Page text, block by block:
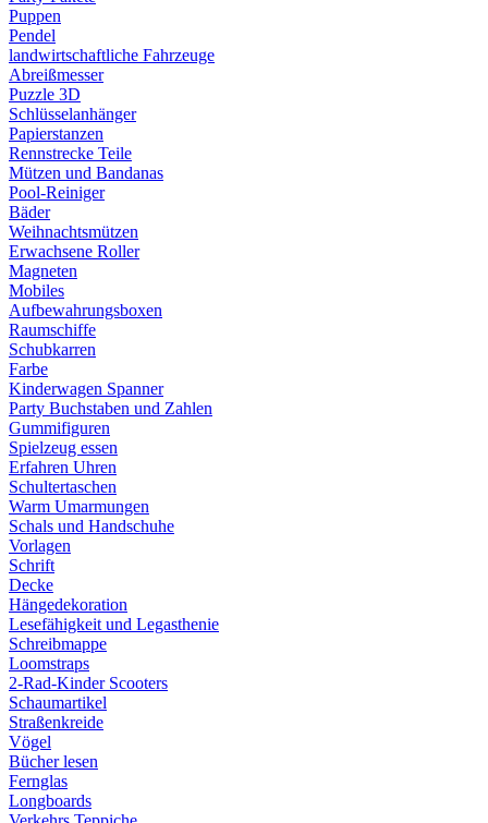
Puppen
Pendel
landwirtschaftliche Fahrzeuge
Abreißmesser
Puzzle 3D
Schlüsselanhänger
Papierstanzen
Rennstrecke Teile
Mützen und Bandanas
Pool-Reiniger
Bäder
Weihnachtsmützen
Erwachsene Roller
Magneten
Mobiles
Aufbewahrungsboxen
Raumschiffe
Schubkarren
Farbe
Kinderwagen Spanner
Party Buchstaben und Zahlen
Gummifiguren
Spielzeug essen
Erfahren Uhren
Schultertaschen
Warm Umarmungen
Schals und Handschuhe
Vorlagen
Schrift
Decke
Hängedekoration
Lesefähigkeit und Legasthenie
Schreibmappe
Loomstraps
2-Rad-Kinder Scooters
Schaumartikel
Straßenkreide
Vögel
Bücher lesen
Fernglas
Longboards